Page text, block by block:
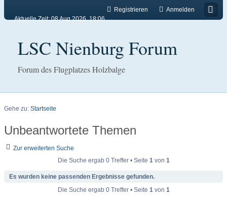
Anmelden
Registrieren
Aktuelle Zeit: 08 Aug 2026, 18:06
LSC Nienburg Forum
Forum des Flugplatzes Holzbalge
Gehe zu: Startseite
Unbeantwortete Themen
Zur erweiterten Suche
Die Suche ergab 0 Treffer • Seite 1von 1
Es wurden keine passenden Ergebnisse gefunden.
Die Suche ergab 0 Treffer • Seite 1von 1